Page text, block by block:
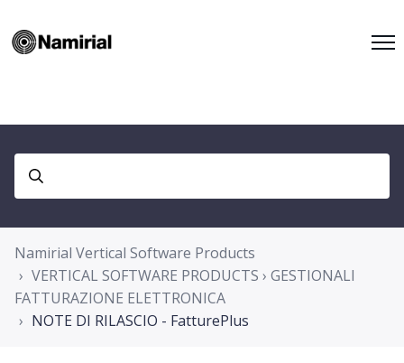
Namirial Vertical Software Products
VERTICAL SOFTWARE PRODUCTS › GESTIONALI
FATTURAZIONE ELETTRONICA
NOTE DI RILASCIO - FatturePlus